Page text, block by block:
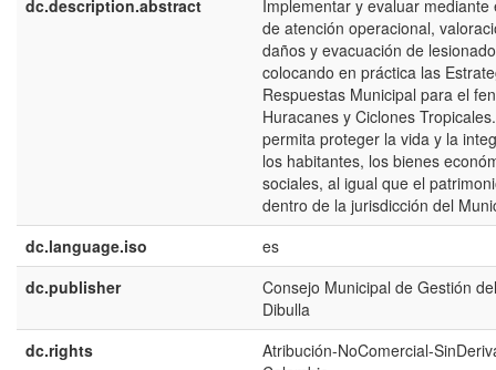
dc.description.abstract
Implementar y evaluar mediante
de atención operacional,
daños y evacuación de
colocando en práctica las
Respuestas Municipal para el
Huracanes y Ciclones
permita proteger la vida y la
los habitantes, los bienes
sociales, al igual que el
dentro de la jurisdicción del
dc.language.iso
es
dc.publisher
Consejo Municipal de Gestión
Dibulla
dc.rights
Atribución-NoComercial-